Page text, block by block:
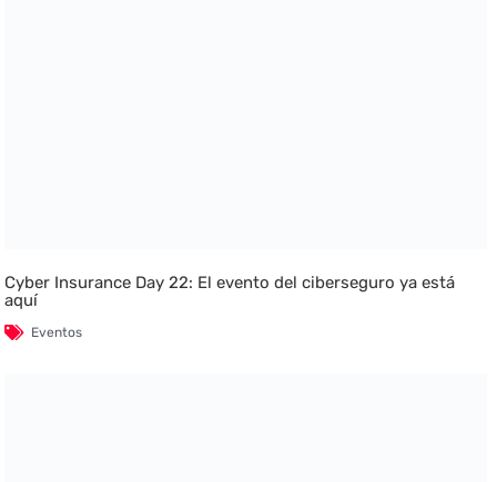
Cyber Insurance Day 22: El evento del ciberseguro ya está
aquí
Eventos